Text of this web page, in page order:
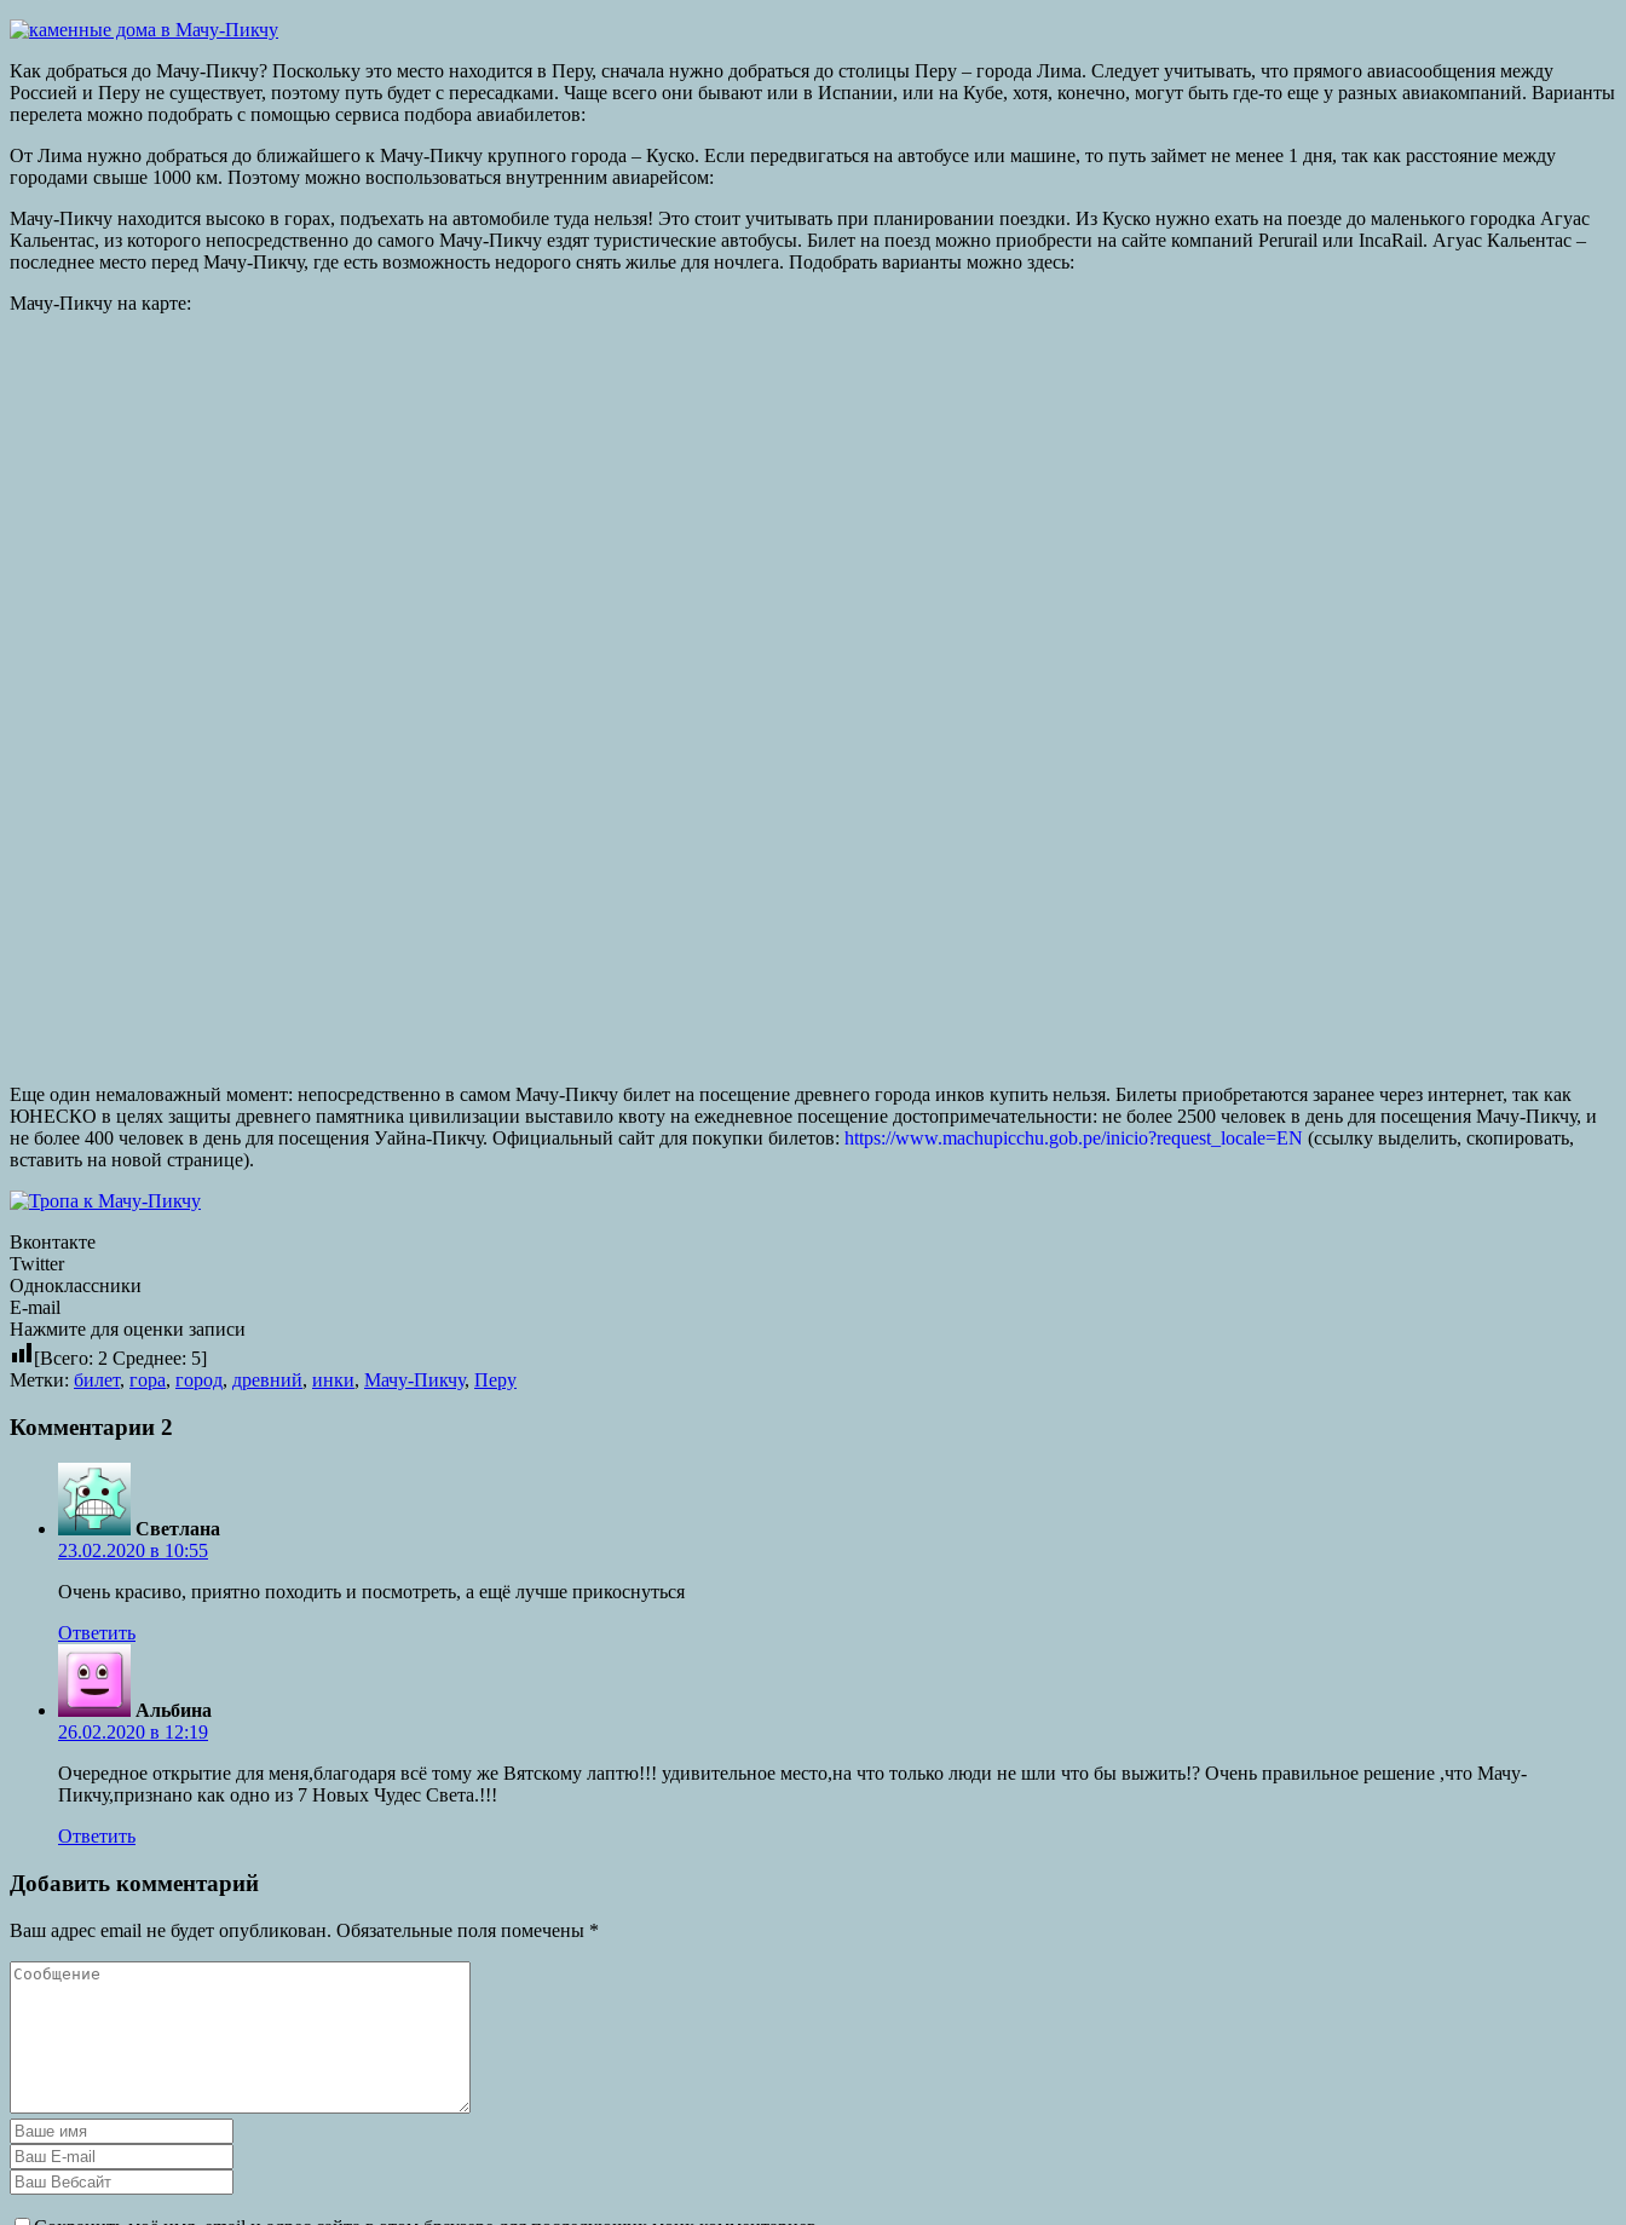
Как добраться до Мачу-Пикчу? Поскольку это место находится в Перу, сначала нужно добраться до столицы Перу – города Лима. Следует учитывать, что прямого авиасообщения между
Россией и Перу не существует, поэтому путь будет с пересадками. Чаще всего они бывают или в Испании, или на Кубе, хотя, конечно, могут быть где-то еще у разных авиакомпаний. Варианты
перелета можно подобрать с помощью сервиса подбора авиабилетов:
От Лима нужно добраться до ближайшего к Мачу-Пикчу крупного города – Куско. Если передвигаться на автобусе или машине, то путь займет не менее 1 дня, так как расстояние между
городами свыше 1000 км. Поэтому можно воспользоваться внутренним авиарейсом:
Мачу-Пикчу находится высоко в горах, подъехать на автомобиле туда нельзя! Это стоит учитывать при планировании поездки. Из Куско нужно ехать на поезде до маленького городка Агуас
Кальентас, из которого непосредственно до самого Мачу-Пикчу ездят туристические автобусы. Билет на поезд можно приобрести на сайте компаний Perurail или IncaRail. Агуас Кальентас –
последнее место перед Мачу-Пикчу, где есть возможность недорого снять жилье для ночлега. Подобрать варианты можно здесь:
Мачу-Пикчу на карте:
Еще один немаловажный момент: непосредственно в самом Мачу-Пикчу билет на посещение древнего города инков купить нельзя. Билеты приобретаются заранее через интернет, так как
ЮНЕСКО в целях защиты древнего памятника цивилизации выставило квоту на ежедневное посещение достопримечательности: не более 2500 человек в день для посещения Мачу-Пикчу, и
не более 400 человек в день для посещения Уайна-Пикчу. Официальный сайт для покупки билетов: https://www.machupicchu.gob.pe/inicio?request_locale=EN (ссылку выделить, скопировать,
вставить на новой странице).
Вконтакте
Twitter
Одноклассники
E-mail
Нажмите для оценки записи
[Всего: 2 Среднее: 5]
Метки: билет, гора, город, древний, инки, Мачу-Пикчу, Перу
Комментарии 2
Светлана
23.02.2020 в 10:55
Очень красиво, приятно походить и посмотреть, а ещё лучше прикоснуться
Ответить
Альбина
26.02.2020 в 12:19
Очередное открытие для меня,благодаря всё тому же Вятскому лаптю!!! удивительное место,на что только люди не шли что бы выжить!? Очень правильное решение ,что Мачу-
Пикчу,признано как одно из 7 Новых Чудес Света.!!!
Ответить
Добавить комментарий
Ваш адрес email не будет опубликован. Обязательные поля помечены *